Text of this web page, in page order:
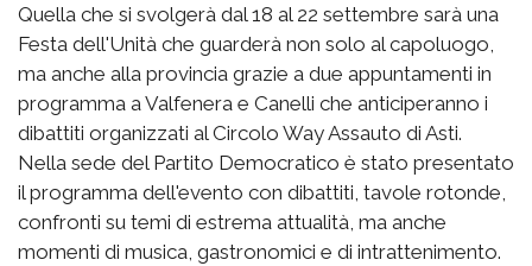
Quella che si svolgerà dal 18 al 22 settembre sarà una
Festa dell'Unità che guarderà non solo al capoluogo,
ma anche alla provincia grazie a due appuntamenti in
programma a Valfenera e Canelli che anticiperanno i
dibattiti organizzati al Circolo Way Assauto di Asti.
Nella sede del Partito Democratico è stato presentato
il programma dell'evento con dibattiti, tavole rotonde,
confronti su temi di estrema attualità, ma anche
momenti di musica, gastronomici e di intrattenimento.